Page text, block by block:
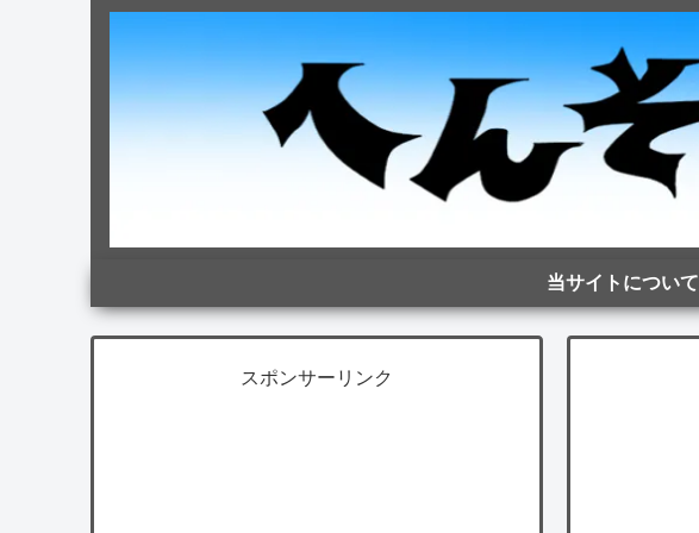
当サイトについて
スポンサーリンク